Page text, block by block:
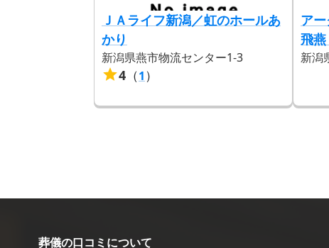
ＪＡライフ新潟／虹のホールあ
かり
新潟県燕市物流センター1-3
4 （1 ）
ア
飛
新潟
葬儀の口コミについて